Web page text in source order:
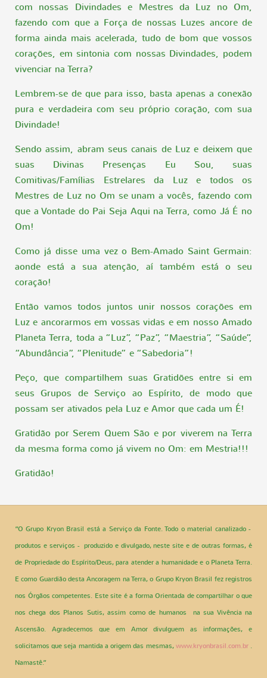
com nossas Divindades e Mestres da Luz no Om,
fazendo com que a Força de nossas Luzes ancore de
forma ainda mais acelerada, tudo de bom que vossos
corações, em sintonia com nossas Divindades, podem
vivenciar na Terra?
Lembrem-se de que para isso, basta apenas a conexão
pura e verdadeira com seu próprio coração, com sua
Divindade!
Sendo assim, abram seus canais de Luz e deixem que
suas Divinas Presenças Eu Sou, suas
Comitivas/Famílias Estrelares da Luz e todos os
Mestres de Luz no Om se unam a vocês, fazendo com
que a Vontade do Pai Seja Aqui na Terra, como Já É no
Om!
Como já disse uma vez o Bem-Amado Saint Germain:
aonde está a sua atenção, aí também está o seu
coração!
Então vamos todos juntos unir nossos corações em
Luz e ancorarmos em vossas vidas e em nosso Amado
Planeta Terra, toda a “Luz”, “Paz”, “Maestria”, “Saúde”,
“Abundância”, “Plenitude” e “Sabedoria”!
Peço, que compartilhem suas Gratidões entre si em
seus Grupos de Serviço ao Espírito, de modo que
possam ser ativados pela Luz e Amor que cada um É!
Gratidão por Serem Quem São e por viverem na Terra
da mesma forma como já vivem no Om: em Mestria!!!
Gratidão!
“O Grupo Kryon Brasil está a Serviço da Fonte. Todo o material canalizado -
produtos e serviços - produzido e divulgado, neste site e de outras formas, é
de Propriedade do Espírito/Deus, para atender a humanidade e o Planeta Terra.
E como Guardião desta Ancoragem na Terra, o Grupo Kryon Brasil fez registros
nos Órgãos competentes. Este site é a forma Orientada de compartilhar o que
nos chega dos Planos Sutis, assim como de humanos na sua Vivência na
Ascensão. Agradecemos que em Amor divulguem as informações, e
solicitamos que seja mantida a origem das mesmas, www.kryonbrasil.com.br.
Namastê.”